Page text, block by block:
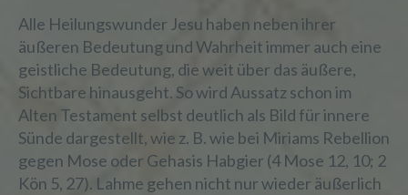
Alle Heilungswunder Jesu haben neben ihrer
äußeren Bedeutung und Wahrheit immer auch eine
geistliche Bedeutung, die weit über das äußere,
Sichtbare hinausgeht. So wird Aussatz schon im
Alten Testament selbst deutlich als Bild für innere
Sünde dargestellt, wie z. B. wie bei Miriams Rebellion
gegen Mose oder Gehasis Habgier (4 Mose 12, 10; 2
Kön 5, 27). Lahme gehen nicht nur wieder äußerlich